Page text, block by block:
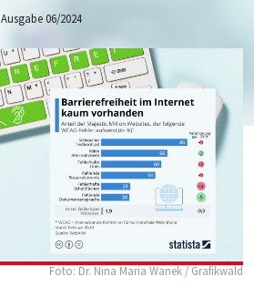
Ausgabe 06/2024
Foto: Dr. Nina Maria Wanek / Grafikwald